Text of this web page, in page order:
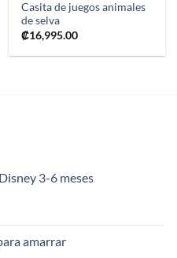
Casita de juegos animales
de selva
₡16,995.00
3-6 meses
amarrar